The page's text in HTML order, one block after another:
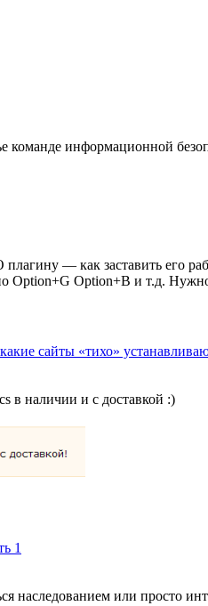
команде информационной
— как заставить его
Option+G Option+B и т.д.
сайты «тихо»
в наличии и с доставкой :)
1
наследованием или просто